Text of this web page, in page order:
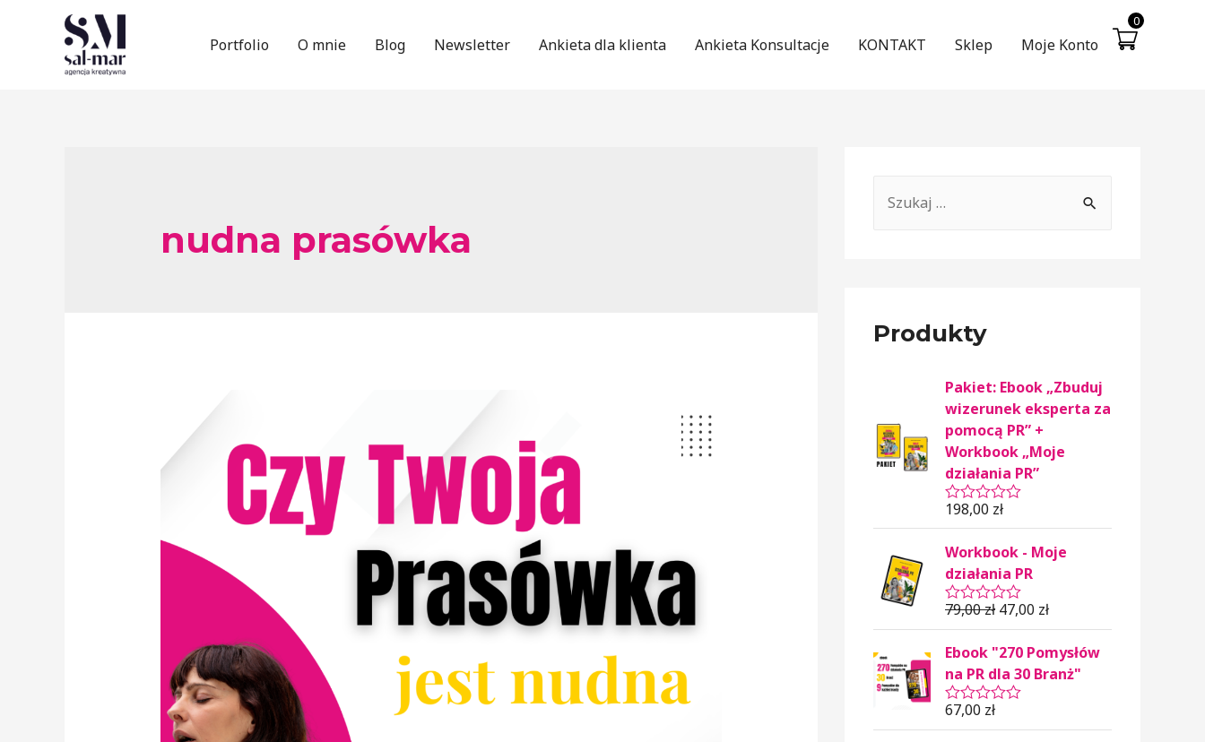
Portfolio O mnie Blog Newsletter Ankieta dla klienta Ankieta Konsultacje KONTAKT Sklep Moje Konto
0
nudna prasówka
Produkty
Pakiet: Ebook „Zbuduj
wizerunek eksperta za
pomocą PR” +
Workbook „Moje
działania PR”
O
c
n
i
o
n
o
0
a
5
198,00 zł
Workbook - Moje
działania PR
O
c
n
i
o
n
o
0
79,00zł 47,00 zł
Ebook "270 Pomysłów
na PR dla 30 Branż"
O
c
67,00 zł